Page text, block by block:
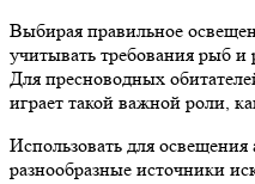
Выбирая правильное
учитывать требования рыб и
Для пресноводных
играет такой важной роли,
Использовать для
разнообразные источники